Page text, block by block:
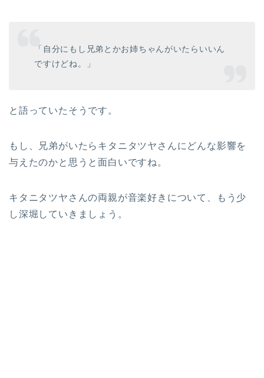
「自分にもし兄弟とかお姉ちゃんがいたらいいん
ですけどね。」
と語っていたそうです。
もし、兄弟がいたらキタニタツヤさんにどんな影響を
与えたのかと思うと面白いですね。
キタニタツヤさんの両親が音楽好きについて、もう少
し深堀していきましょう。